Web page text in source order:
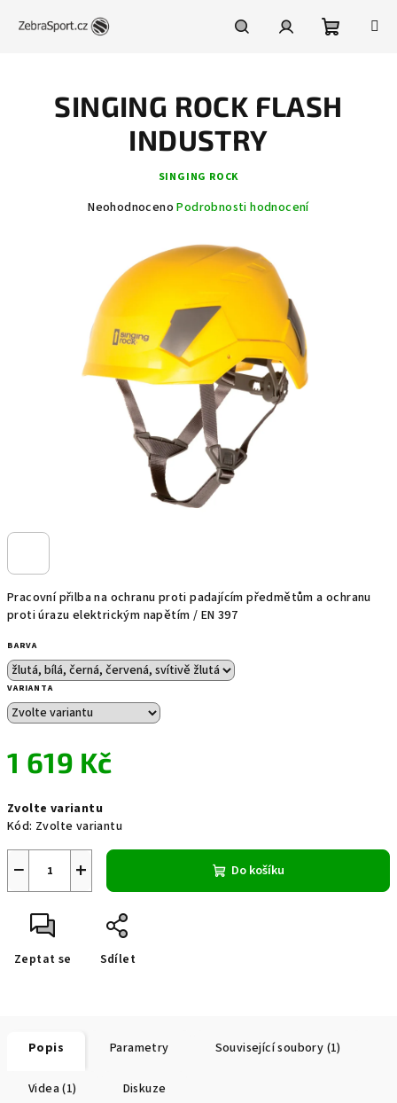
košík
Pracovní přilba na ochranu proti padajícím předmětům a ochranu
proti úrazu elektrickým napětím / EN 397
BARVA
VARIANTA
1 619 Kč
cena:
Zvolte variantu
Kód: Zvolte variantu
+
− Do košíku
Zeptat se Sdílet
SINGING ROCK FLASH
INDUSTRY
SINGING ROCK
Průměrné
hvězdiček.
Neohodnoceno Podrobnosti hodnocení
Popis Parametry Související soubory (1)
Videa (1) Diskuze